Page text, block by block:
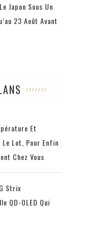
Japon Sous Un
23 Août Avant
Et
Lot, Pour Enfin
Chez Vous
Strix
QD-OLED Qui